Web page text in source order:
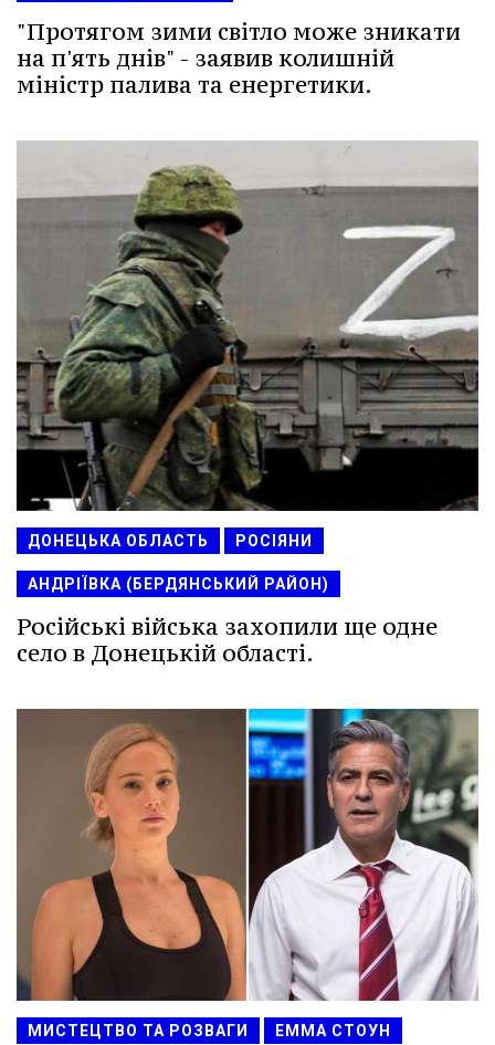
"Протягом зими світло може зникати
на п'ять днів" - заявив колишній
міністр палива та енергетики.
ДОНЕЦЬКА ОБЛАСТЬ РОСІЯНИ
АНДРІЇВКА (БЕРДЯНСЬКИЙ РАЙОН)
Російські війська захопили ще одне
село в Донецькій області.
МИСТЕЦТВО ТА РОЗВАГИ ЕММА СТОУН